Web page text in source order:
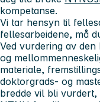
kompetanse.
Vi tar hensyn til
fellesarbeidene, må
Ved vurdering av
og
materiale,
doktorgrads- og
bredde vil bli vurdert,